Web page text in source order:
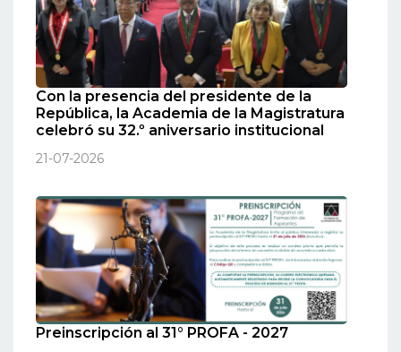
Con la presencia del presidente de la
República, la Academia de la Magistratura
celebró su 32.º aniversario institucional
21-07-2026
Preinscripción al 31° PROFA - 2027